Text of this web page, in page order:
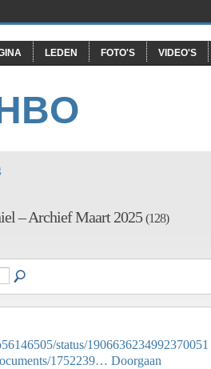
LEDEN FOTO'S VIDEO'S
– Archief Maart 2025(128)
status/1906636234992370051
1752239… Doorgaan